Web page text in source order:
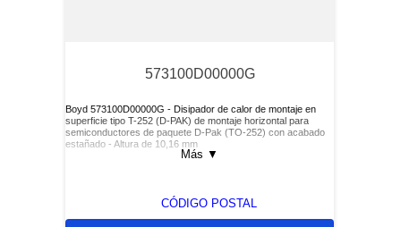
573100D00000G
Boyd 573100D00000G - Disipador de calor de montaje en
superficie tipo T-252 (D-PAK) de montaje horizontal para
semiconductores de paquete D-Pak (TO-252) con acabado
estañado - Altura de 10,16 mm
Más ▼
CÓDIGO POSTAL